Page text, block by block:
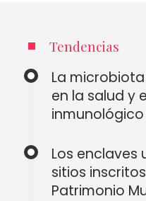
Tendencias
La
en la salud y
inmunológico
Los enclaves
sitios
Patrimonio